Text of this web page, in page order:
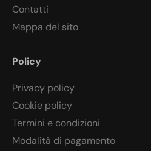
Contatti
Mappa del sito
Policy
Privacy policy
Cookie policy
Termini e condizioni
Modalità di pagamento